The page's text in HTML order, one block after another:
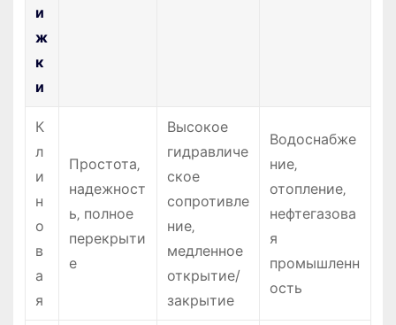
и
ж
к
и
К
л
и
н
о
в
а
я
Простота‚
надежност
ь‚ полное
перекрыти
е
Высокое
гидравличе
ское
сопротивле
ние‚
медленное
открытие/
закрытие
Водоснабже
ние‚
отопление‚
нефтегазова
я
промышленн
ость